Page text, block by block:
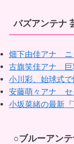
バズアンテナ
畑下由佳アナ ニ
古旗笑佳アナ 巨
小川彩、始球式
安藤萌々アナ セ
小坂菜緒の最新
○ブルーアン